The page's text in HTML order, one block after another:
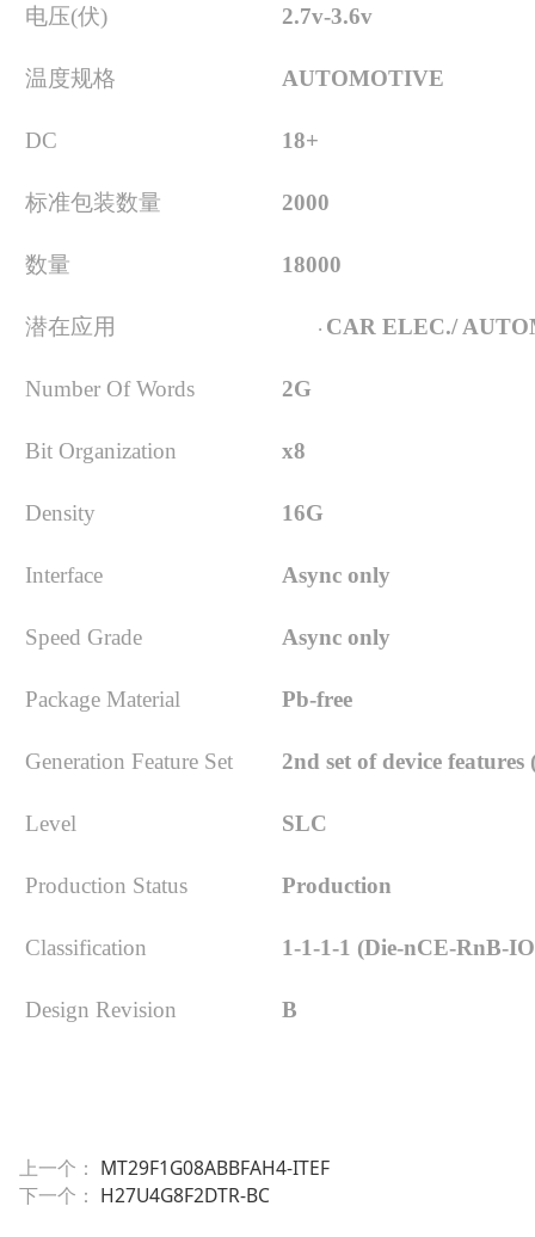
电压(伏) 2.7v-3.6v
温度规格 AUTOMOTIVE
DC 18+
标准包装数量 2000
数量 18000
潜在应用 · CAR ELEC./
Number Of Words 2G
Bit Organization x8
Density 16G
Interface Async only
Speed Grade Async only
Package Material Pb-free
Generation Feature Set 2nd set of device
Level SLC
Production Status Production
Classification 1-1-1-1 (Die-nCE-RnB-
Design Revision B
上一个： MT29F1G08ABBFAH4-ITEF
下一个： H27U4G8F2DTR-BC